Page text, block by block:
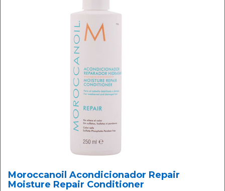
Moroccanoil Acondicionador Repair
Moisture Repair Conditioner